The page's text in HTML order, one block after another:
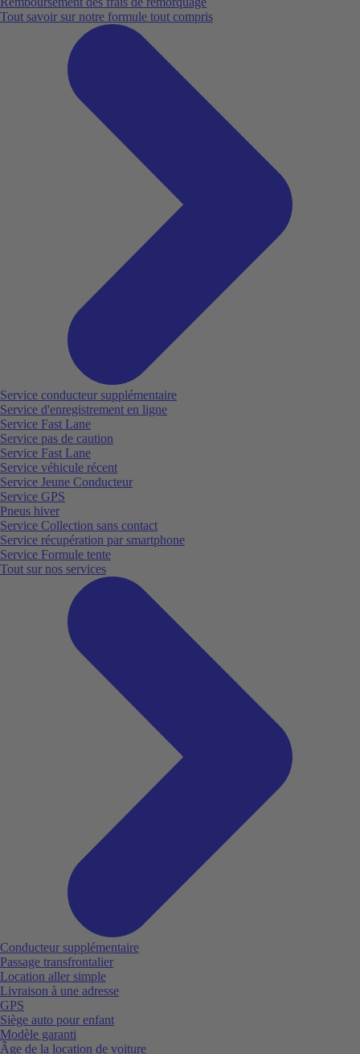
Tout savoir sur notre formule tout compris
Service conducteur supplémentaire
Service d'enregistrement en ligne
Service Fast Lane
Service pas de caution
Service Fast Lane
Service véhicule récent
Service Jeune Conducteur
Service GPS
Pneus hiver
Service Collection sans contact
Service récupération par smartphone
Service Formule tente
Tout sur nos services
Conducteur supplémentaire
Passage transfrontalier
Location aller simple
Livraison à une adresse
GPS
Siège auto pour enfant
Modèle garanti
Âge de la location de voiture